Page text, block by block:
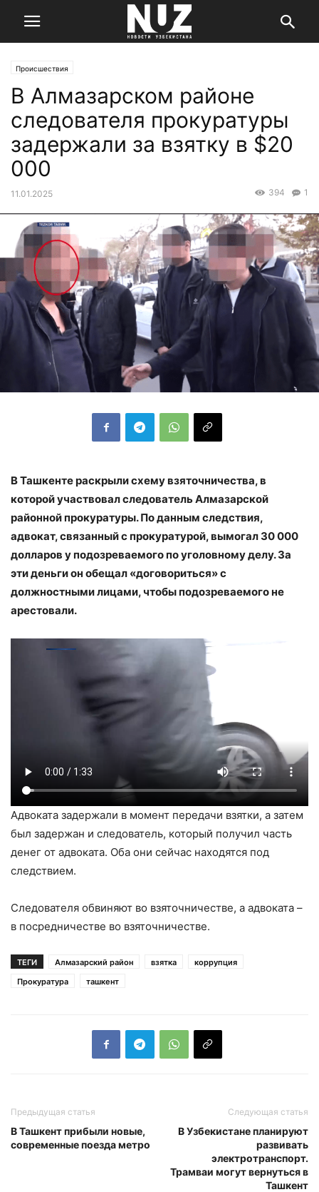
Происшествия
В Алмазарском районе
следователя прокуратуры
задержали за взятку в $20
000
11.01.2025 1
394
В Ташкенте раскрыли схему взяточничества, в
которой участвовал следователь Алмазарской
районной прокуратуры. По данным следствия,
адвокат, связанный с прокуратурой, вымогал 30 000
долларов у подозреваемого по уголовному делу. За
эти деньги он обещал «договориться» с
должностными лицами, чтобы подозреваемого не
арестовали.
Адвоката задержали в момент передачи взятки, а затем
был задержан и следователь, который получил часть
денег от адвоката. Оба они сейчас находятся под
следствием.
Следователя обвиняют во взяточничестве, а адвоката –
в посредничестве во взяточничестве.
ТЕГИ Алмазарский район взятка
коррупция
Прокуратура
ташкент
Предыдущая статья
В Ташкент прибыли новые,
современные поезда метро
Следующая статья
В Узбекистане планируют
развивать
электротранспорт.
Трамваи могут вернуться в
Ташкент